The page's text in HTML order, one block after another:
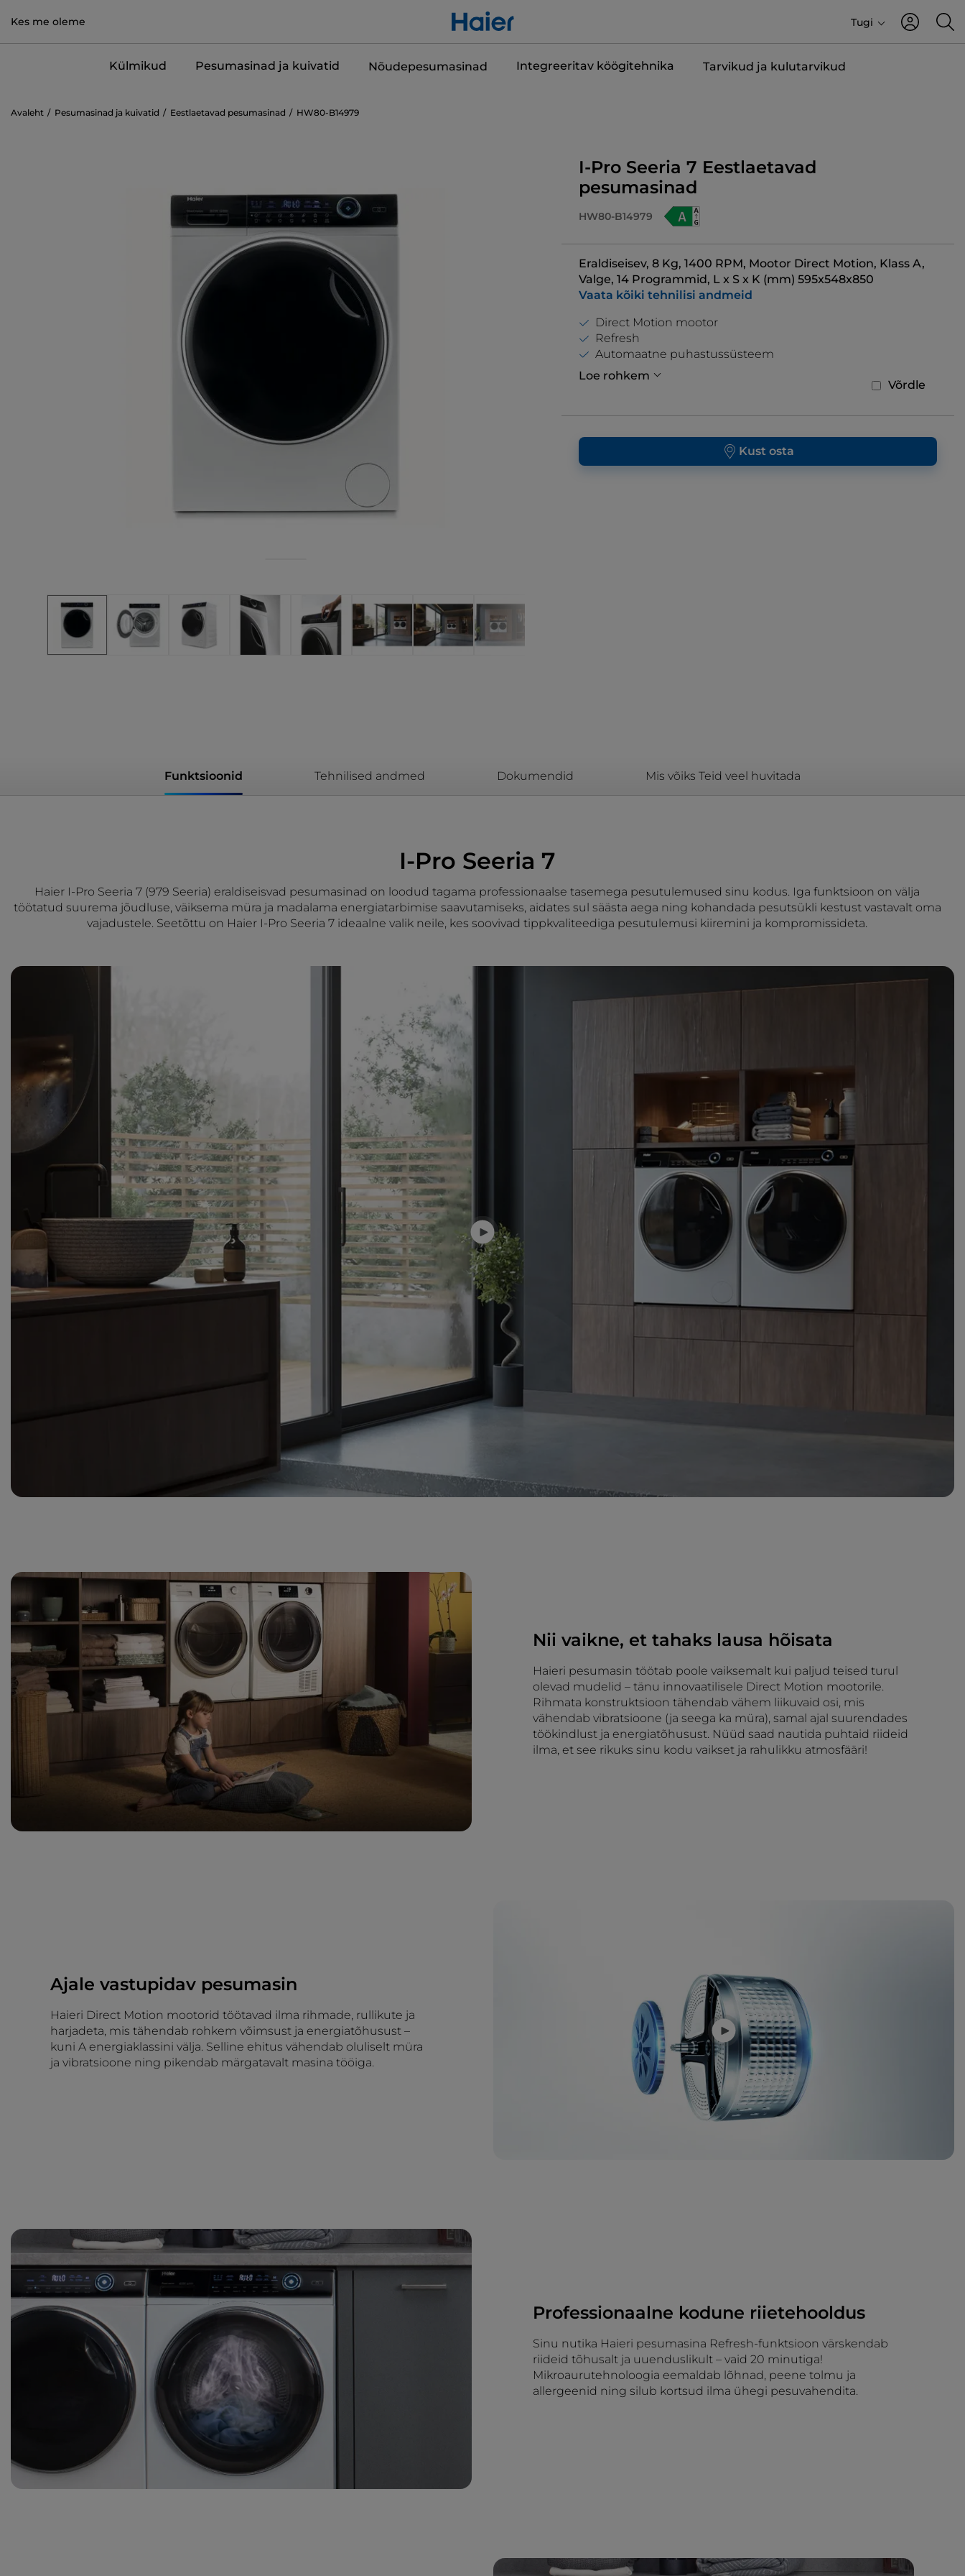
Kes me oleme Tugi
Külmikud Pesumasinad ja kuivatid Nõudepesumasinad Integreeritav köögitehnika Tarvikud ja kulutarvikud
Avaleht Pesumasinad ja kuivatid Eestlaetavad pesumasinad HW80-B14979
I-Pro Seeria 7 Eestlaetavad
pesumasinad
HW80-B14979
Eraldiseisev, 8 Kg, 1400 RPM, Mootor Direct Motion, Klass A,
Valge, 14 Programmid, L x S x K (mm) 595x548x850
Vaata kõiki tehnilisi andmeid
Võrdle
Direct Motion mootor
Refresh
Automaatne puhastussüsteem
Loe rohkem
Kust osta
Funktsioonid Tehnilised andmed Dokumendid Mis võiks Teid veel huvitada
I-Pro Seeria 7
Haier I-Pro Seeria 7 (979 Seeria) eraldiseisvad pesumasinad on loodud tagama professionaalse tasemega pesutulemused sinu kodus. Iga funktsioon on välja
töötatud suurema jõudluse, väiksema müra ja madalama energiatarbimise saavutamiseks, aidates sul säästa aega ning kohandada pesutsükli kestust vastavalt oma
vajadustele. Seetõttu on Haier I-Pro Seeria 7 ideaalne valik neile, kes soovivad tippkvaliteediga pesutulemusi kiiremini ja kompromissideta.
Nii vaikne, et tahaks lausa hõisata
Haieri pesumasin töötab poole vaiksemalt kui paljud teised turul
olevad mudelid – tänu innovaatilisele Direct Motion mootorile.
Rihmata konstruktsioon tähendab vähem liikuvaid osi, mis
vähendab vibratsioone (ja seega ka müra), samal ajal suurendades
töökindlust ja energiatõhusust. Nüüd saad nautida puhtaid riideid
ilma, et see rikuks sinu kodu vaikset ja rahulikku atmosfääri!
Ajale vastupidav pesumasin
Haieri Direct Motion mootorid töötavad ilma rihmade, rullikute ja
harjadeta, mis tähendab rohkem võimsust ja energiatõhusust –
kuni A energiaklassini välja. Selline ehitus vähendab oluliselt müra
ja vibratsioone ning pikendab märgatavalt masina tööiga.
Professionaalne kodune riietehooldus
Sinu nutika Haieri pesumasina Refresh-funktsioon värskendab
riideid tõhusalt ja uuenduslikult – vaid 20 minutiga!
Mikroaurutehnoloogia eemaldab lõhnad, peene tolmu ja
allergeenid ning silub kortsud ilma ühegi pesuvahendita.